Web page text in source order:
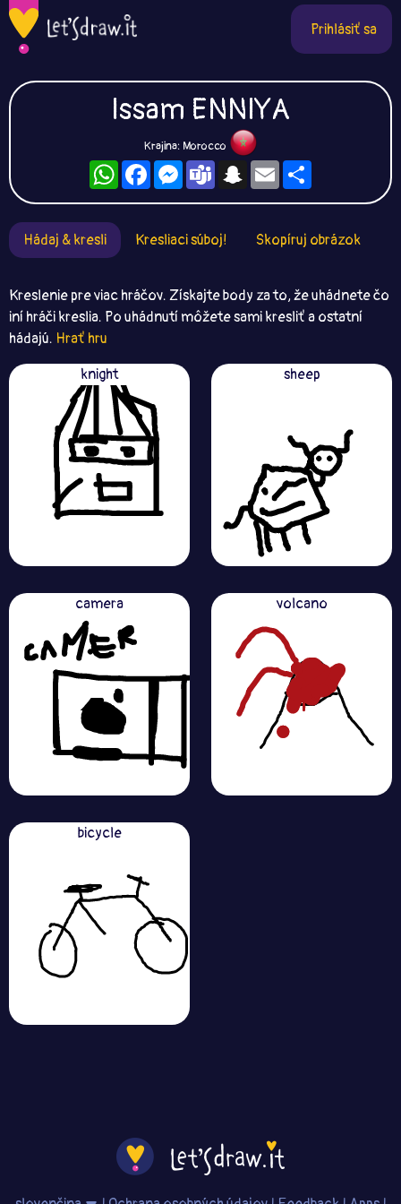
Prihlásiť sa
Issam ENNIYA
Krajina: Morocco
WhatsAppFacebookMessengerTeamsSnapchat
Email
Hádaj & kresli Kresliaci súboj! Skopíruj obrázok
Kreslenie pre viac hráčov. Získajte body za to, že uhádnete čo
iní hráči kreslia. Po uhádnutí môžete sami kresliť a ostatní
hádajú. Hrať hru
knight
sheep
camera volcano
bicycle